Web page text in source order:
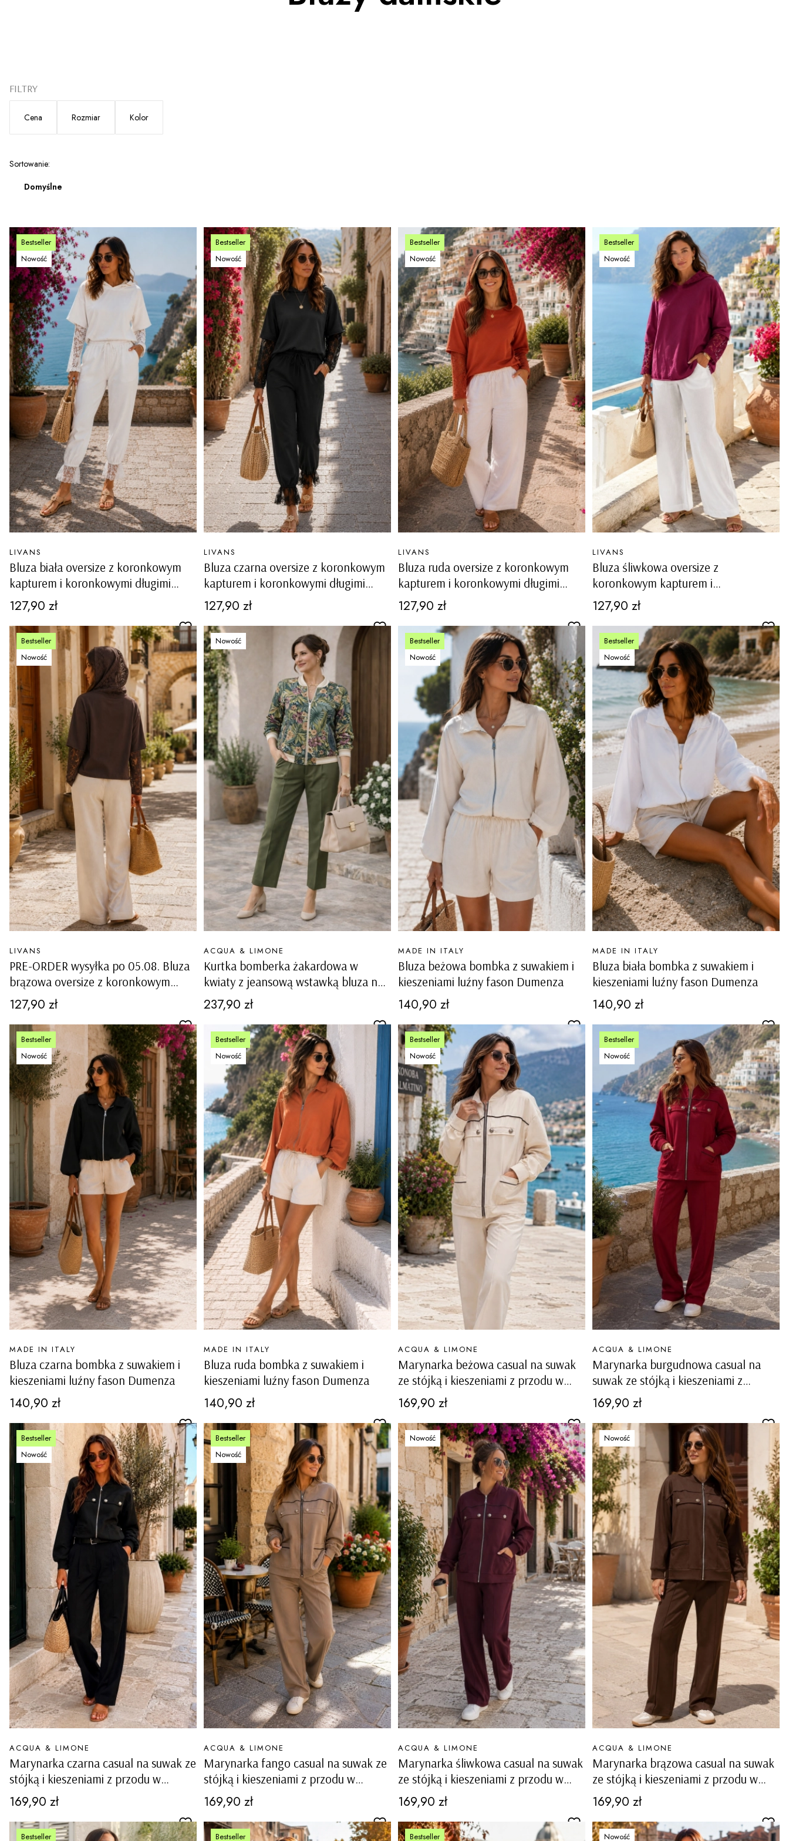
FILTRY
Cena Rozmiar Kolor
Lista produktów
Sortowanie:
Domyślne
Bestseller
Nowość
Bluza biała oversize z koronkowym
kapturem i koronkowymi długimi
rękawami Quavelina
PRODUCENT
LIVANS
Cena
127,90 zł
Bestseller
Nowość
Bluza czarna oversize z koronkowym
kapturem i koronkowymi długimi
rękawami Quavelina
PRODUCENT
LIVANS
Cena
127,90 zł
Bestseller
Nowość
Bluza ruda oversize z koronkowym
kapturem i koronkowymi długimi
rękawami Quavelina
PRODUCENT
LIVANS
Cena
127,90 zł
Bestseller
Nowość
Bluza śliwkowa oversize z
koronkowym kapturem i
koronkowymi długimi rękawami
Quavelina
PRODUCENT
LIVANS
Cena
127,90 zł
Bestseller
Nowość
PRE-ORDER wysyłka po 05.08. Bluza
brązowa oversize z koronkowym
kapturem i koronkowymi długimi
rękawami Quavelina
PRODUCENT
LIVANS
Cena
127,90 zł
Nowość
Kurtka bomberka żakardowa w
kwiaty z jeansową wstawką bluza na
suwak ze ściągaczem i kieszeniami
Cariatia dark denim blue z zielonym
PRODUCENT
ACQUA & LIMONE
Cena
237,90 zł
Bestseller
Nowość
Bluza beżowa bombka z suwakiem i
kieszeniami luźny fason Dumenza
PRODUCENT
MADE IN ITALY
Cena
140,90 zł
Bestseller
Nowość
Bluza biała bombka z suwakiem i
kieszeniami luźny fason Dumenza
PRODUCENT
MADE IN ITALY
Cena
140,90 zł
Bestseller
Nowość
Bluza czarna bombka z suwakiem i
kieszeniami luźny fason Dumenza
PRODUCENT
MADE IN ITALY
Cena
140,90 zł
Bestseller
Nowość
Bluza ruda bombka z suwakiem i
kieszeniami luźny fason Dumenza
PRODUCENT
MADE IN ITALY
Cena
140,90 zł
Bestseller
Nowość
Marynarka beżowa casual na suwak
ze stójką i kieszeniami z przodu w
sportowym stylu Tonezza
PRODUCENT
ACQUA & LIMONE
Cena
169,90 zł
Bestseller
Nowość
Marynarka burgudnowa casual na
suwak ze stójką i kieszeniami z
przodu w sportowym stylu Tonezza
PRODUCENT
ACQUA & LIMONE
Cena
169,90 zł
Bestseller
Nowość
Marynarka czarna casual na suwak ze
stójką i kieszeniami z przodu w
sportowym stylu Tonezza
PRODUCENT
ACQUA & LIMONE
Cena
169,90 zł
Bestseller
Nowość
Marynarka fango casual na suwak ze
stójką i kieszeniami z przodu w
sportowym stylu Tonezza
PRODUCENT
ACQUA & LIMONE
Cena
169,90 zł
Nowość
Marynarka śliwkowa casual na suwak
ze stójką i kieszeniami z przodu w
sportowym stylu Tonezza
PRODUCENT
ACQUA & LIMONE
Cena
169,90 zł
Nowość
Marynarka brązowa casual na suwak
ze stójką i kieszeniami z przodu w
sportowym stylu Tonezza
PRODUCENT
ACQUA & LIMONE
Cena
169,90 zł
Bestseller Bestseller Bestseller Nowość